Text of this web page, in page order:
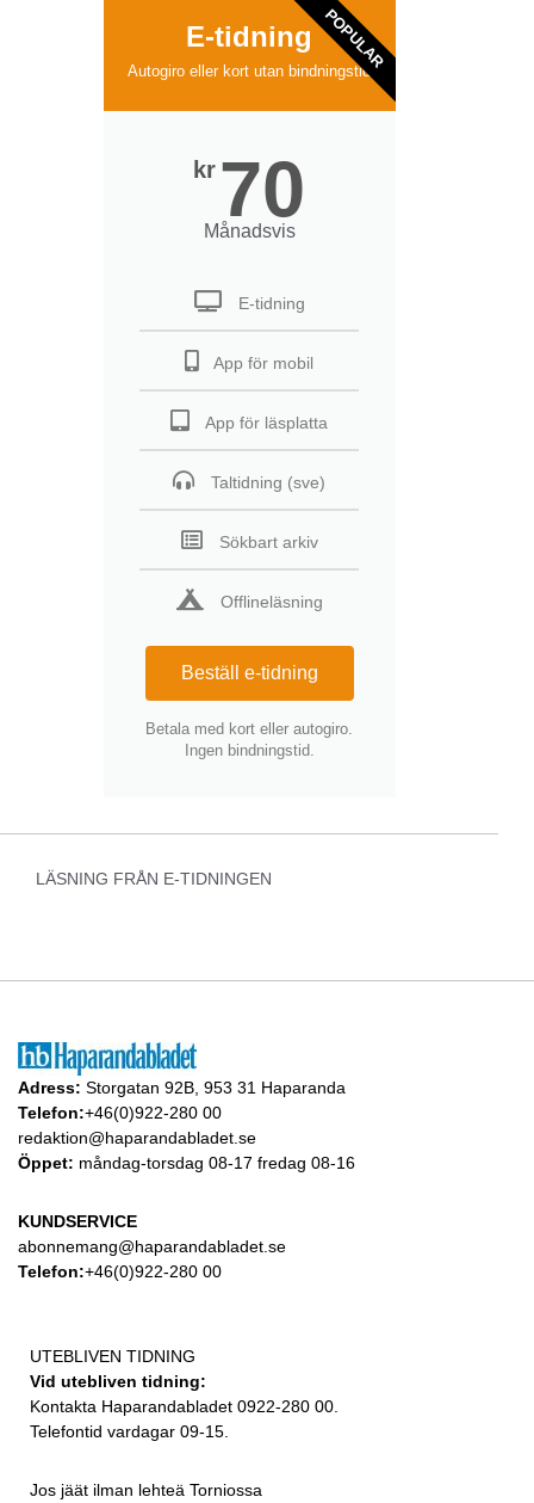
E-tidning
Autogiro eller kort utan bindningstid
kr 70
Månadsvis
E-tidning
App för mobil
App för läsplatta
Taltidning (sve)
Sökbart arkiv
Offlineläsning
Beställ e-tidning
Betala med kort eller autogiro.
Ingen bindningstid.
POPULAR
LÄSNING FRÅN E-TIDNINGEN
Adress: Storgatan 92B, 953 31 Haparanda
Telefon:+46(0)922-280 00
redaktion@haparandabladet.se
Öppet: måndag-torsdag 08-17 fredag 08-16
KUNDSERVICE
abonnemang@haparandabladet.se
Telefon:+46(0)922-280 00
UTEBLIVEN TIDNING
Vid utebliven tidning:
Kontakta Haparandabladet 0922-280 00.
Telefontid vardagar 09-15.
Jos jäät ilman lehteä Torniossa